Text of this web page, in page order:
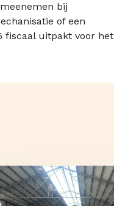
bij
of een
fiscaal uitpakt voor het